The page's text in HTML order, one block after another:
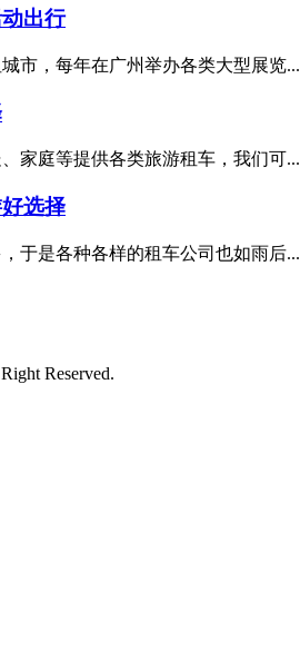
出行
市，每年在广州举办各类大型展览...
家庭等提供各类旅游租车，我们可...
选择
于是各种各样的租车公司也如雨后...
Reserved.